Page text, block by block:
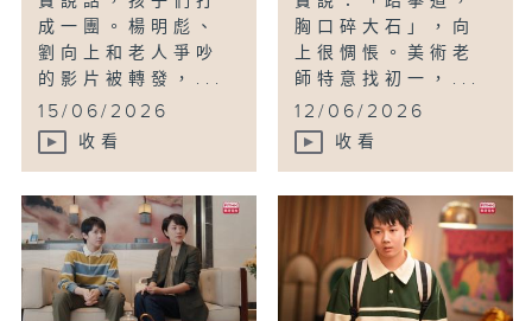
成一團。楊明彪、
劉向上和老人爭吵
的影片被轉發，...
15/06/2026
收看
胸口碎大石」，向
上很惆悵。美術老
師特意找初一，...
12/06/2026
收看